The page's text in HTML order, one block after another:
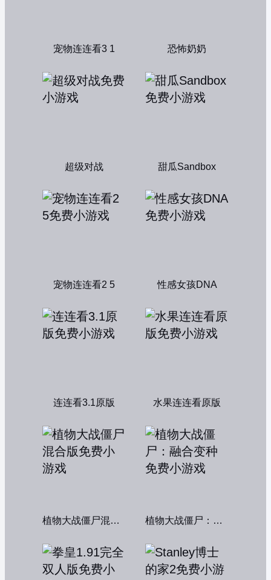
宠物连连看3 1 恐怖奶奶
超级对战 甜瓜Sandbox
宠物连连看2 5 性感女孩DNA
连连看3.1原版 水果连连看原版
植物大战僵尸混合版 植物大战僵尸：融合变种